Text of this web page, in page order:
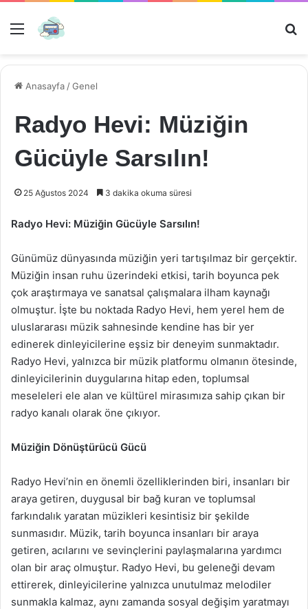
Menü
Anasayfa /Genel
Radyo Hevi: Müziğin
Gücüyle Sarsılın!
25 Ağustos 2024 3 dakika okuma süresi
Radyo Hevi: Müziğin Gücüyle Sarsılın!
Günümüz dünyasında müziğin yeri tartışılmaz bir gerçektir.
Müziğin insan ruhu üzerindeki etkisi, tarih boyunca pek
çok araştırmaya ve sanatsal çalışmalara ilham kaynağı
olmuştur. İşte bu noktada Radyo Hevi, hem yerel hem de
uluslararası müzik sahnesinde kendine has bir yer
edinerek dinleyicilerine eşsiz bir deneyim sunmaktadır.
Radyo Hevi, yalnızca bir müzik platformu olmanın ötesinde,
dinleyicilerinin duygularına hitap eden, toplumsal
meseleleri ele alan ve kültürel mirasımıza sahip çıkan bir
radyo kanalı olarak öne çıkıyor.
Müziğin Dönüştürücü Gücü
Radyo Hevi’nin en önemli özelliklerinden biri, insanları bir
araya getiren, duygusal bir bağ kuran ve toplumsal
farkındalık yaratan müzikleri kesintisiz bir şekilde
sunmasıdır. Müzik, tarih boyunca insanları bir araya
getiren, acılarını ve sevinçlerini paylaşmalarına yardımcı
olan bir araç olmuştur. Radyo Hevi, bu geleneği devam
ettirerek, dinleyicilerine yalnızca unutulmaz melodiler
sunmakla kalmaz, aynı zamanda sosyal değişim yaratmayı